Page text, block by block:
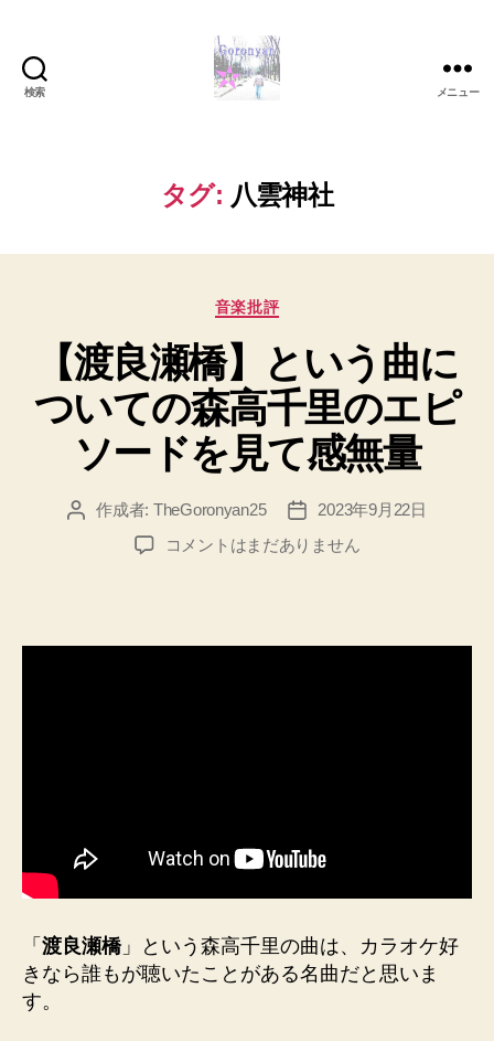
検索
マ
イ
ド
音
常
の
こ
と
メニュー
タグ: 八雲神社
カ
ー
音楽批評
【渡良瀬橋】という曲に
ついての森高千里のエピ
ソードを見て感無量
投 作成者: TheGoronyan25
投
稿
日
2023年9月22日
【渡
と
森
の
エ
コメントはまだありません
「 渡良瀬橋」という森高千里の曲は、カラオケ好
きなら誰もが聴いたことがある名曲だと思いま
す。